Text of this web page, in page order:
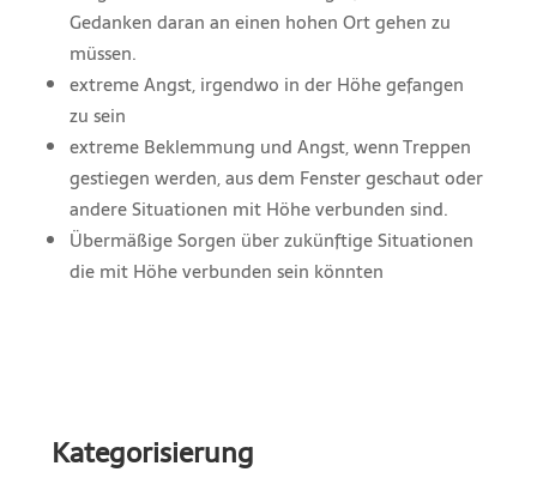
Gedanken daran an einen hohen Ort gehen zu
müssen.
extreme Angst, irgendwo in der Höhe gefangen
zu sein
extreme Beklemmung und Angst, wenn Treppen
gestiegen werden, aus dem Fenster geschaut oder
andere Situationen mit Höhe verbunden sind.
Übermäßige Sorgen über zukünftige Situationen
die mit Höhe verbunden sein könnten
Kategorisierung